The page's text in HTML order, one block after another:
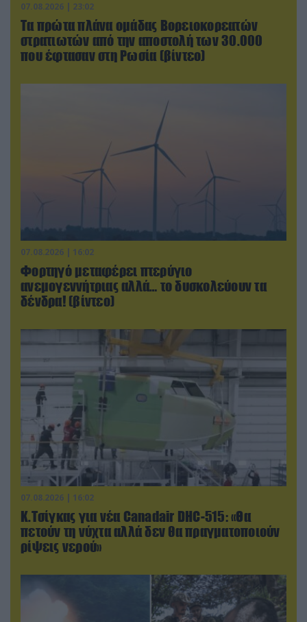
07.08.2026 | 23:02
Τα πρώτα πλάνα ομάδας Βορειοκορεατών
στρατιωτών από την αποστολή των 30.000
που έφτασαν στη Ρωσία (βίντεο)
07.08.2026 | 16:02
Φορτηγό μεταφέρει πτερύγιο
ανεμογεννήτριας αλλά… το δυσκολεύουν τα
δένδρα! (βίντεο)
07.08.2026 | 16:02
Κ.Τσίγκας για νέα Canadair DHC-515: «Θα
πετούν τη νύχτα αλλά δεν θα πραγματοποιούν
ρίψεις νερού»